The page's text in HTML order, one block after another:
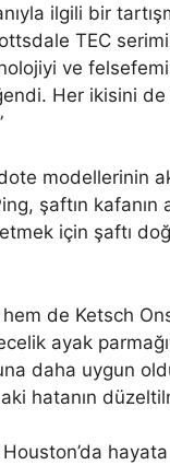
ilgili bir
TEC
ve
Her ikisini
modellerinin
şaftın
için şaftı
de Ketsch
ayak
daha uygun
hatanın